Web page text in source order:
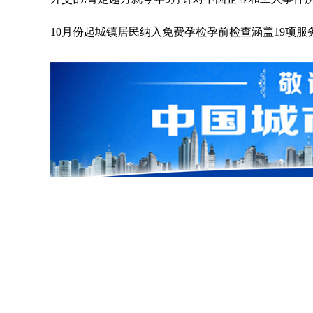
10月份起城镇居民纳入免费孕检孕前检查涵盖19项服